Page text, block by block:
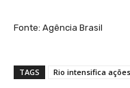
Fonte: Agência Brasil
TAGS Rio intensifica